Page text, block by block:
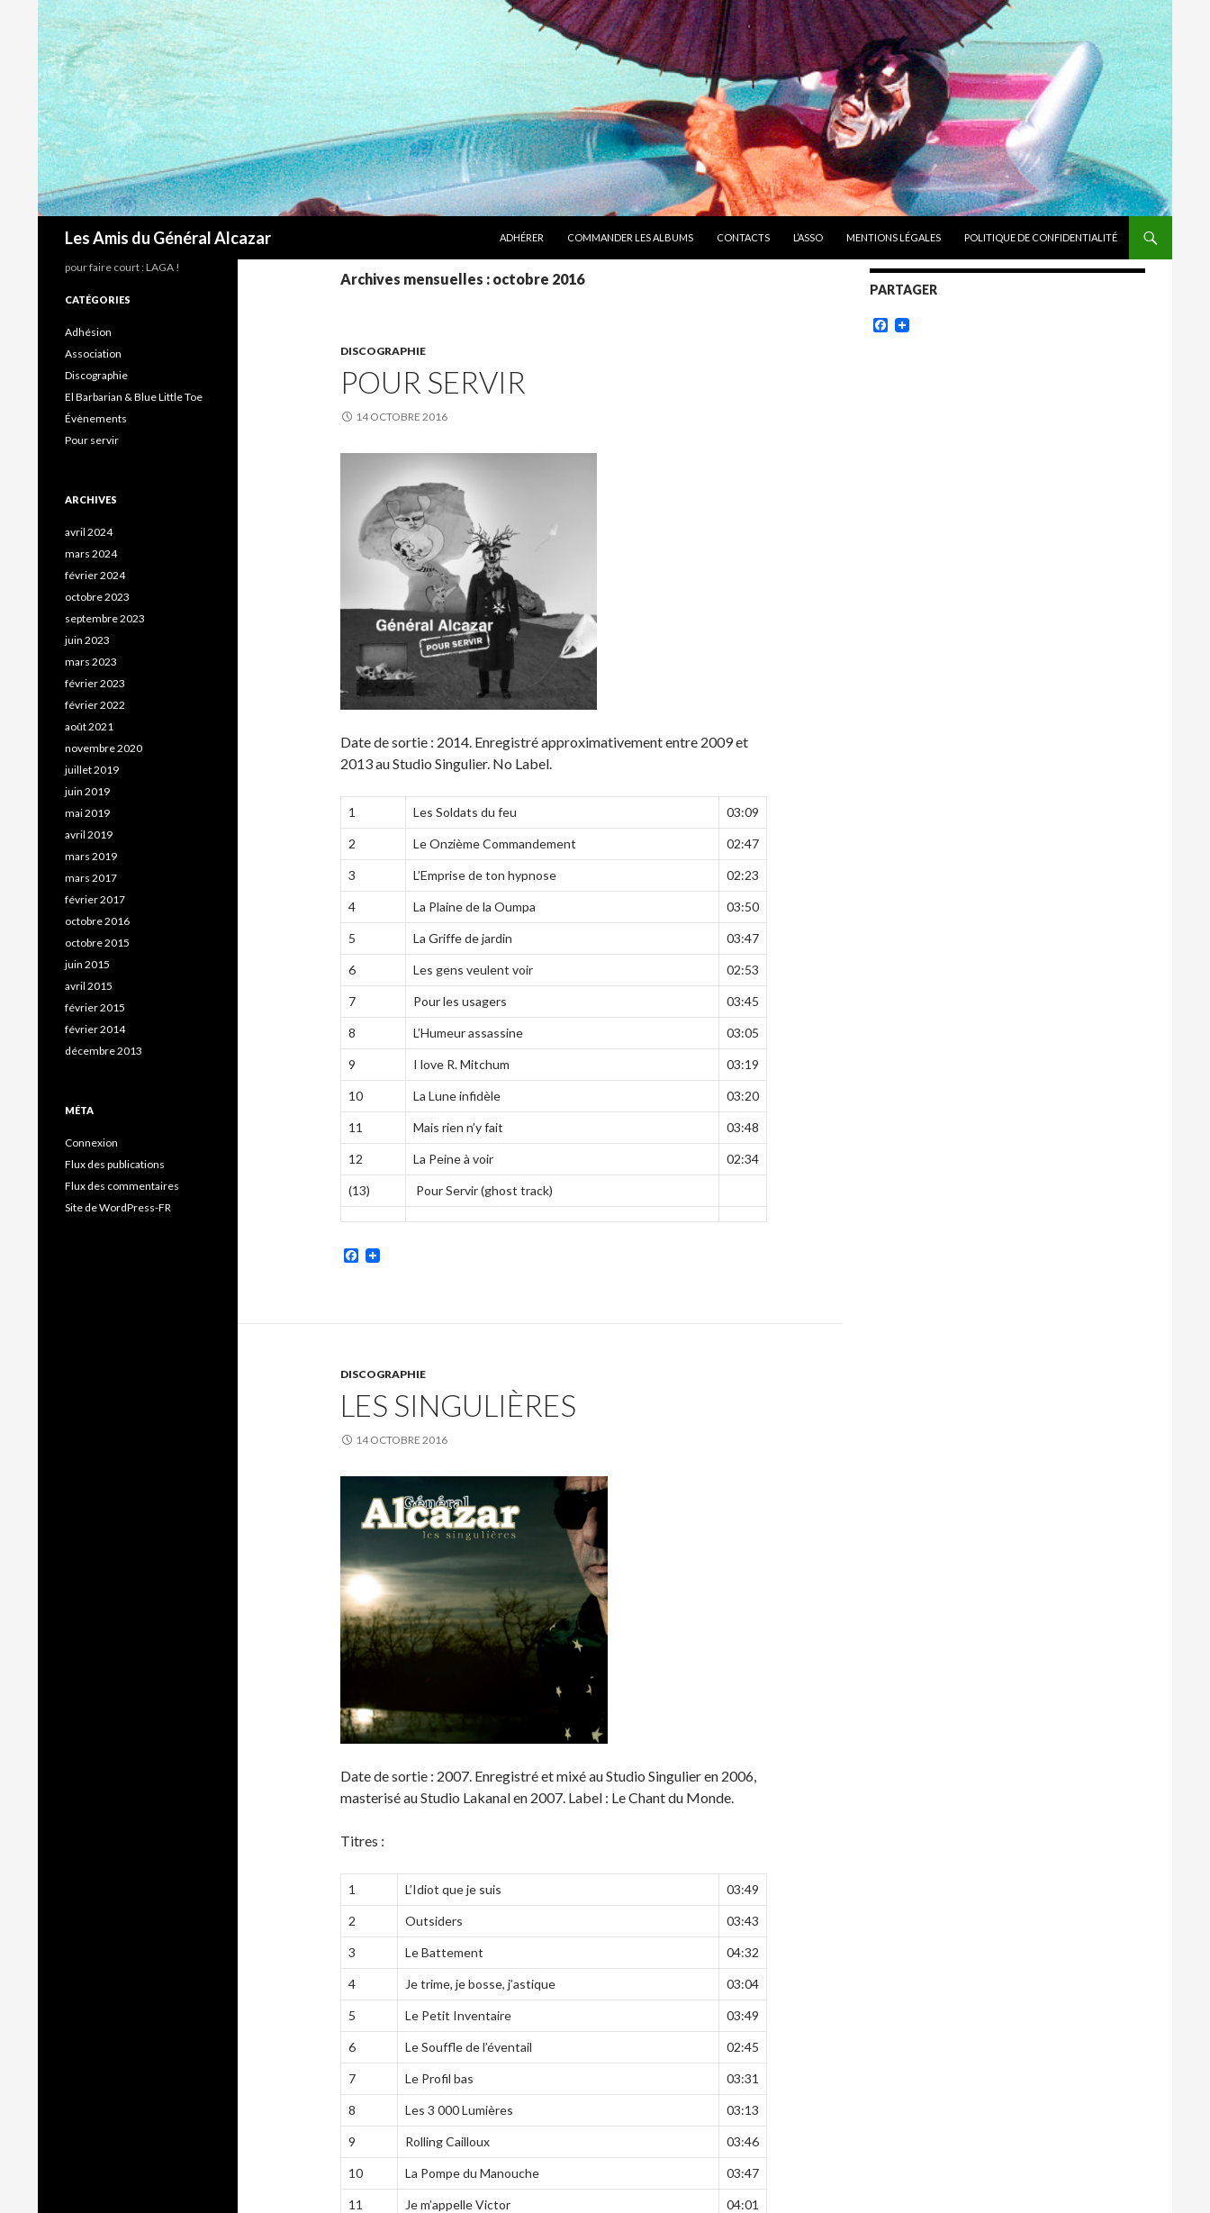
Les Amis du Général Alcazar
ADHÉRER
COMMANDER LES ALBUMS CONTACTS L’ASSO MENTIONS LÉGALES POLITIQUE DE CONFIDENTIALITÉ
Archives mensuelles : octobre 2016
DISCOGRAPHIE
POUR SERVIR
14 OCTOBRE 2016
Date de sortie : 2014. Enregistré approximativement entre 2009 et
2013 au Studio Singulier. No Label.
1 Les Soldats du feu 03:09
2 Le Onzième Commandement 02:47
3 L’Emprise de ton hypnose 02:23
4 La Plaine de la Oumpa 03:50
5 La Griffe de jardin 03:47
6 Les gens veulent voir 02:53
7 Pour les usagers 03:45
8 L’Humeur assassine 03:05
9 I love R. Mitchum 03:19
10 La Lune infidèle 03:20
11 Mais rien n’y fait 03:48
12 La Peine à voir 02:34
(13) Pour Servir (ghost track)
Facebook
DISCOGRAPHIE
LES SINGULIÈRES
14 OCTOBRE 2016
Date de sortie : 2007. Enregistré et mixé au Studio Singulier en 2006,
masterisé au Studio Lakanal en 2007. Label : Le Chant du Monde.
Titres :
1 L’Idiot que je suis 03:49
2 Outsiders 03:43
3 Le Battement 04:32
4 Je trime, je bosse, j’astique 03:04
5 Le Petit Inventaire 03:49
6 Le Souffle de l’éventail 02:45
7 Le Profil bas 03:31
8 Les 3 000 Lumières 03:13
9 Rolling Cailloux 03:46
10 La Pompe du Manouche 03:47
11 Je m’appelle Victor 04:01
PARTAGER
Facebook
pour faire court : LAGA !
CATÉGORIES
Adhésion
Association
Discographie
El Barbarian & Blue Little Toe
Évènements
Pour servir
ARCHIVES
avril 2024
mars 2024
février 2024
octobre 2023
septembre 2023
juin 2023
mars 2023
février 2023
février 2022
août 2021
novembre 2020
juillet 2019
juin 2019
mai 2019
avril 2019
mars 2019
mars 2017
février 2017
octobre 2016
octobre 2015
juin 2015
avril 2015
février 2015
février 2014
décembre 2013
MÉTA
Connexion
Flux des publications
Flux des commentaires
Site de WordPress-FR